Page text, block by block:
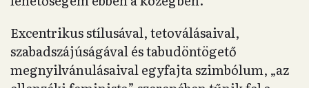
„Nem lehet társadalomkritikát
csinálni olyan helyről, ahol maga az
intézmény teljesen mást sugall és
közvetít.”